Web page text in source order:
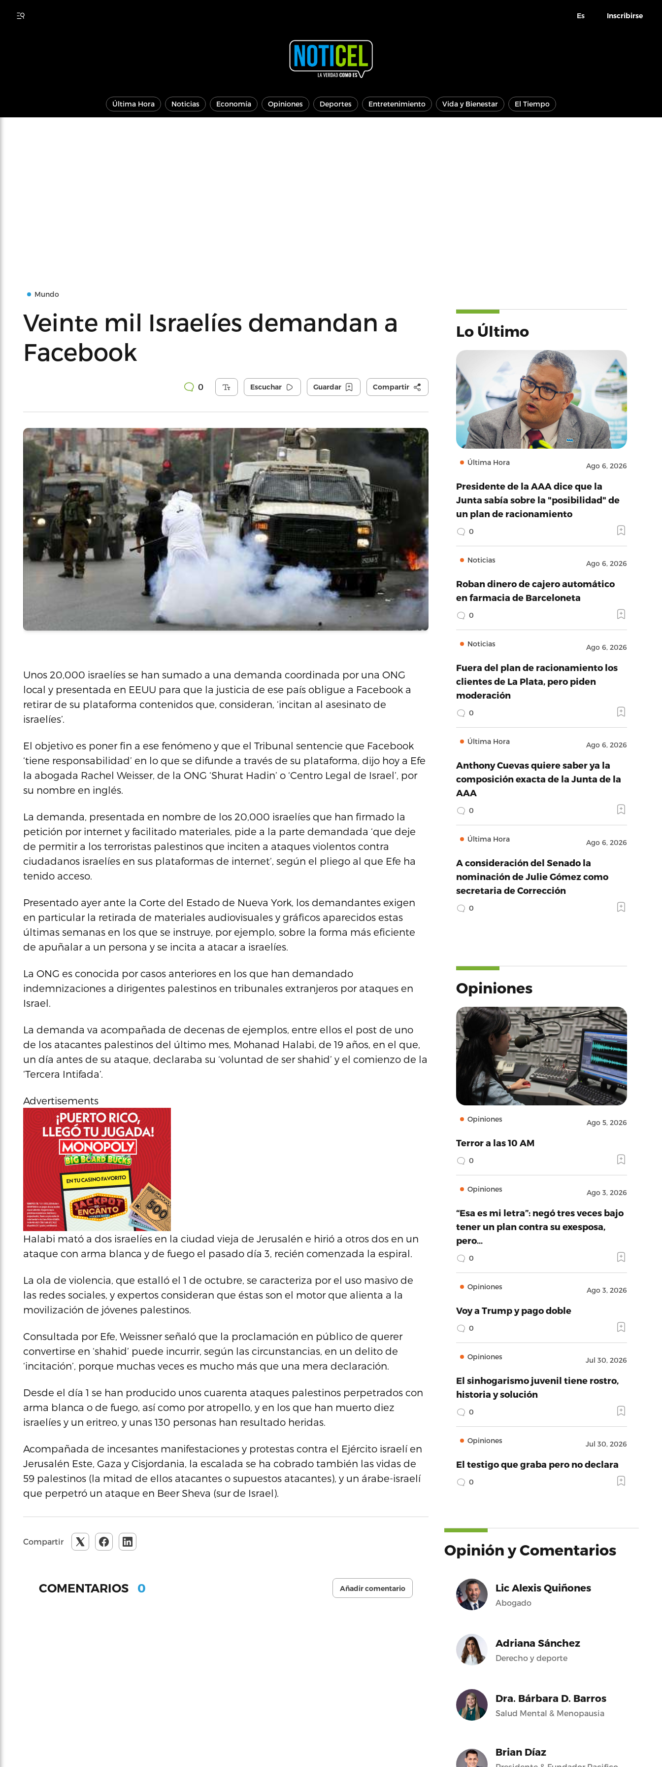
Es Inscribirse
Última Hora Noticias Economía Opiniones Deportes Entretenimiento Vida y Bienestar El Tiempo
Mundo
Veinte mil Israelíes demandan a
Facebook
0 Escuchar Guardar Compartir
Unos 20,000 israelíes se han sumado a una demanda coordinada por una ONG
local y presentada en EEUU para que la justicia de ese país obligue a Facebook a
retirar de su plataforma contenidos que, consideran, ‘incitan al asesinato de
israelíes’.
El objetivo es poner fin a ese fenómeno y que el Tribunal sentencie que Facebook
‘tiene responsabilidad’ en lo que se difunde a través de su plataforma, dijo hoy a Efe
la abogada Rachel Weisser, de la ONG ‘Shurat Hadin’ o ‘Centro Legal de Israel’, por
su nombre en inglés.
La demanda, presentada en nombre de los 20,000 israelíes que han firmado la
petición por internet y facilitado materiales, pide a la parte demandada ‘que deje
de permitir a los terroristas palestinos que inciten a ataques violentos contra
ciudadanos israelíes en sus plataformas de internet’, según el pliego al que Efe ha
tenido acceso.
Presentado ayer ante la Corte del Estado de Nueva York, los demandantes exigen
en particular la retirada de materiales audiovisuales y gráficos aparecidos estas
últimas semanas en los que se instruye, por ejemplo, sobre la forma más eficiente
de apuñalar a un persona y se incita a atacar a israelíes.
La ONG es conocida por casos anteriores en los que han demandado
indemnizaciones a dirigentes palestinos en tribunales extranjeros por ataques en
Israel.
La demanda va acompañada de decenas de ejemplos, entre ellos el post de uno
de los atacantes palestinos del último mes, Mohanad Halabi, de 19 años, en el que,
un día antes de su ataque, declaraba su ‘voluntad de ser shahid’ y el comienzo de la
‘Tercera Intifada’.
Advertisements
Halabi mató a dos israelíes en la ciudad vieja de Jerusalén e hirió a otros dos en un
ataque con arma blanca y de fuego el pasado día 3, recién comenzada la espiral.
La ola de violencia, que estalló el 1 de octubre, se caracteriza por el uso masivo de
las redes sociales, y expertos consideran que éstas son el motor que alienta a la
movilización de jóvenes palestinos.
Consultada por Efe, Weissner señaló que la proclamación en público de querer
convertirse en ‘shahid’ puede incurrir, según las circunstancias, en un delito de
‘incitación’, porque muchas veces es mucho más que una mera declaración.
Desde el día 1 se han producido unos cuarenta ataques palestinos perpetrados con
arma blanca o de fuego, así como por atropello, y en los que han muerto diez
israelíes y un eritreo, y unas 130 personas han resultado heridas.
Acompañada de incesantes manifestaciones y protestas contra el Ejército israelí en
Jerusalén Este, Gaza y Cisjordania, la escalada se ha cobrado también las vidas de
59 palestinos (la mitad de ellos atacantes o supuestos atacantes), y un árabe-israelí
que perpetró un ataque en Beer Sheva (sur de Israel).
Compartir
COMENTARIOS 0 Añadir comentario
Lo Último
Última Hora Ago 6, 2026
Presidente de la AAA dice que la
Junta sabía sobre la "posibilidad" de
un plan de racionamiento
0
Noticias Ago 6, 2026
Roban dinero de cajero automático
en farmacia de Barceloneta
0
Noticias Ago 6, 2026
Fuera del plan de racionamiento los
clientes de La Plata, pero piden
moderación
0
Última Hora Ago 6, 2026
Anthony Cuevas quiere saber ya la
composición exacta de la Junta de la
AAA
0
Última Hora Ago 6, 2026
A consideración del Senado la
nominación de Julie Gómez como
secretaria de Corrección
0
Opiniones
Opiniones Ago 5, 2026
Terror a las 10 AM
0
Opiniones Ago 3, 2026
“Esa es mi letra”: negó tres veces bajo
tener un plan contra su exesposa,
pero…
0
Opiniones Ago 3, 2026
Voy a Trump y pago doble
0
Opiniones Jul 30, 2026
El sinhogarismo juvenil tiene rostro,
historia y solución
0
Opiniones Jul 30, 2026
El testigo que graba pero no declara
0
Opinión y Comentarios
Lic Alexis Quiñones
Abogado
Adriana Sánchez
Derecho y deporte
Dra. Bárbara D. Barros
Salud Mental & Menopausia
Brian Díaz